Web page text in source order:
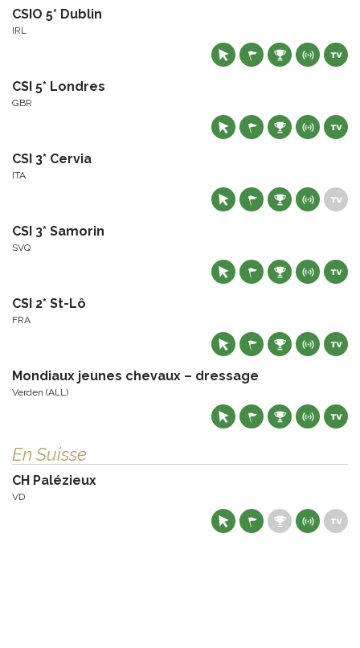
CSIO 5* Dublin
IRL
CSI 5* Londres
GBR
CSI 3* Cervia
ITA
CSI 3* Samorin
SVQ
CSI 2* St-Lô
FRA
Mondiaux jeunes chevaux – dressage
Verden (ALL)
En Suisse
CH Palézieux
VD